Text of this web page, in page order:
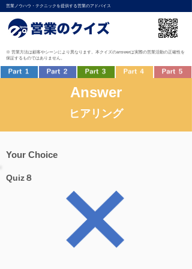
営業ノウハウ・テクニックを提供する営業のアドバイス
※ 営業方法は顧客やシーンにより異なります。本クイズのanswerは実際の営業活動の正確性を
保証するものではありません。
Answer
ヒアリング
Your Choice
Quiz８